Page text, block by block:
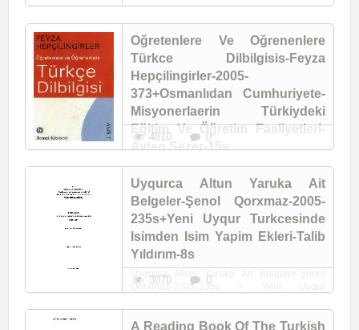
Oğretenlere Ve Oğrenenlere
Türkce Dilbilgisis-Feyza
Hepçilingirler-2005-
373+Osmanlıdan Cumhuriyete-
Misyonerlaerin Türkiydeki
Eğitim Ve Öğretim Faaliyetleri-
Ayten Sezer-15s
Oğretenlere Ve Oğrenenlere Türkce
Dilbilgisis-Feyza Hepçilingirler-2005-373 +
Osmanlıdan Cumhuriyete-Misyonerlaerin
Türkiydeki Eğitim Ve Öğretim Faaliyetleri-
Ayten Sezer-15s
4810 0
Uyqurca Altun Yaruka Ait
Belgeler-Şenol Qorxmaz-2005-
235s+Yeni Uyqur Turkcesinde
Isimden Isim Yapim Ekleri-Talib
Yıldırım-8s
Uyqurca Altun Yaruka Ait Belgeler-Şenol
Qorxmaz-2005-235s + Yeni Uyqur
Yıldırım-8s
3070 0
A Reading Book Of The Turkish